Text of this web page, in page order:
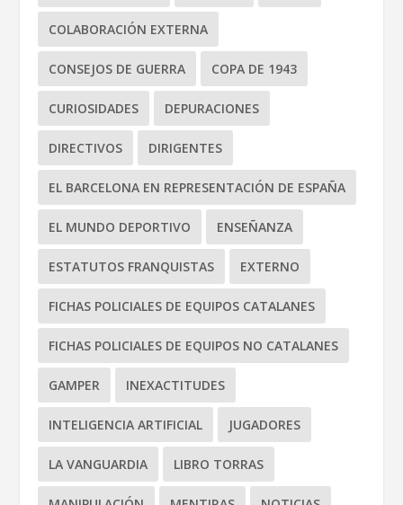
COLABORACIÓN EXTERNA
CONSEJOS DE GUERRA COPA DE 1943
CURIOSIDADES DEPURACIONES
DIRECTIVOS DIRIGENTES
EL BARCELONA EN REPRESENTACIÓN DE ESPAÑA
EL MUNDO DEPORTIVO ENSEÑANZA
ESTATUTOS FRANQUISTAS EXTERNO
FICHAS POLICIALES DE EQUIPOS CATALANES
FICHAS POLICIALES DE EQUIPOS NO CATALANES
GAMPER INEXACTITUDES
INTELIGENCIA ARTIFICIAL JUGADORES
LA VANGUARDIA LIBRO TORRAS